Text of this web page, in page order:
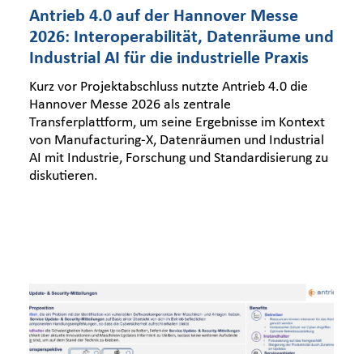
Antrieb 4.0 auf der Hannover Messe
2026: Interoperabilität, Datenräume und
Industrial AI für die industrielle Praxis
Kurz vor Projektabschluss nutzte Antrieb 4.0 die
Hannover Messe 2026 als zentrale
Transferplattform, um seine Ergebnisse im Kontext
von Manufacturing-X, Datenräumen und Industrial
AI mit Industrie, Forschung und Standardisierung zu
diskutieren.